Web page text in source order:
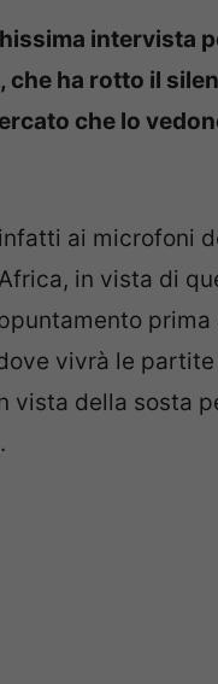
intervista
che ha rotto il
che lo
ai microfoni
in vista di
vivrà le partite
vista della sosta